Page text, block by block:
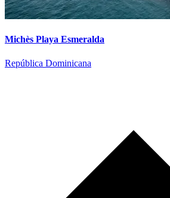
Michès Playa Esmeralda
República Dominicana